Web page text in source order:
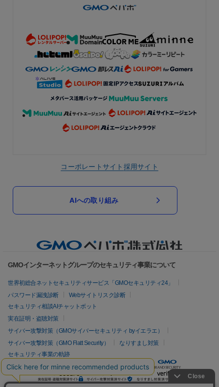
コーポレートサイト 採用サイト
AIへの取り組み
GMOインターネットグループのセキュリティ事業について
世界初総合ネットセキュリティサービス「GMOセキュリティ24」
パスワード漏洩診断
Webサイトリスク診断
セキュリティ相談AIチャットボット
実在証明・盗聴対策
サイバー攻撃対策（GMOサイバーセキュリティ byイエラエ）
サイバー攻撃対策（GMO Flatt Security）
なりすまし対策
セキュリティ事業の軌跡